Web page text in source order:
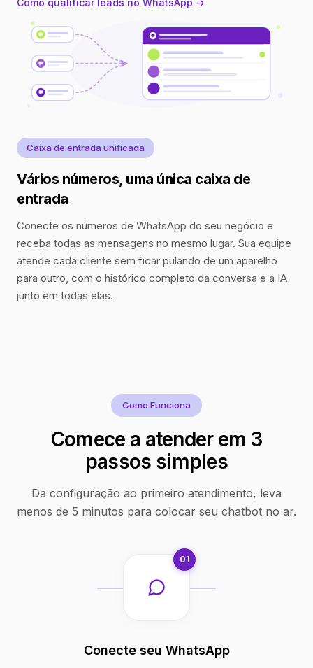
Como qualificar leads no WhatsApp →
Caixa de entrada unificada
Vários números, uma única caixa de
entrada
Conecte os números de WhatsApp do seu negócio e
receba todas as mensagens no mesmo lugar. Sua equipe
atende cada cliente sem ficar pulando de um aparelho
para outro, com o histórico completo da conversa e a IA
junto em todas elas.
Como Funciona
Comece a atender em 3
passos simples
Da configuração ao primeiro atendimento, leva
menos de 5 minutos para colocar seu chatbot no ar.
01
Conecte seu WhatsApp